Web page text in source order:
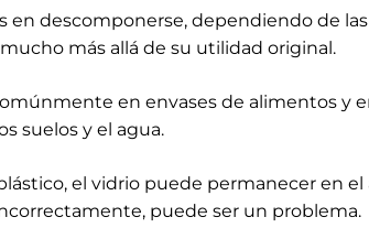
en descomponerse, dependiendo de
más allá de su utilidad original.
en envases de alimentos y
suelos y el agua.
el vidrio puede permanecer en
puede ser un problema.